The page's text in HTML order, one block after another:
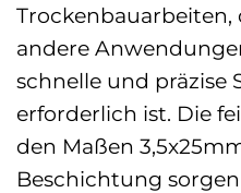
andere
schnelle und präzise
erforderlich ist. Die
den Maßen
Beschichtung